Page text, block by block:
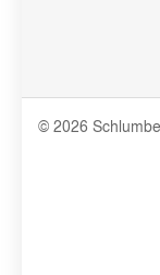
© 2026